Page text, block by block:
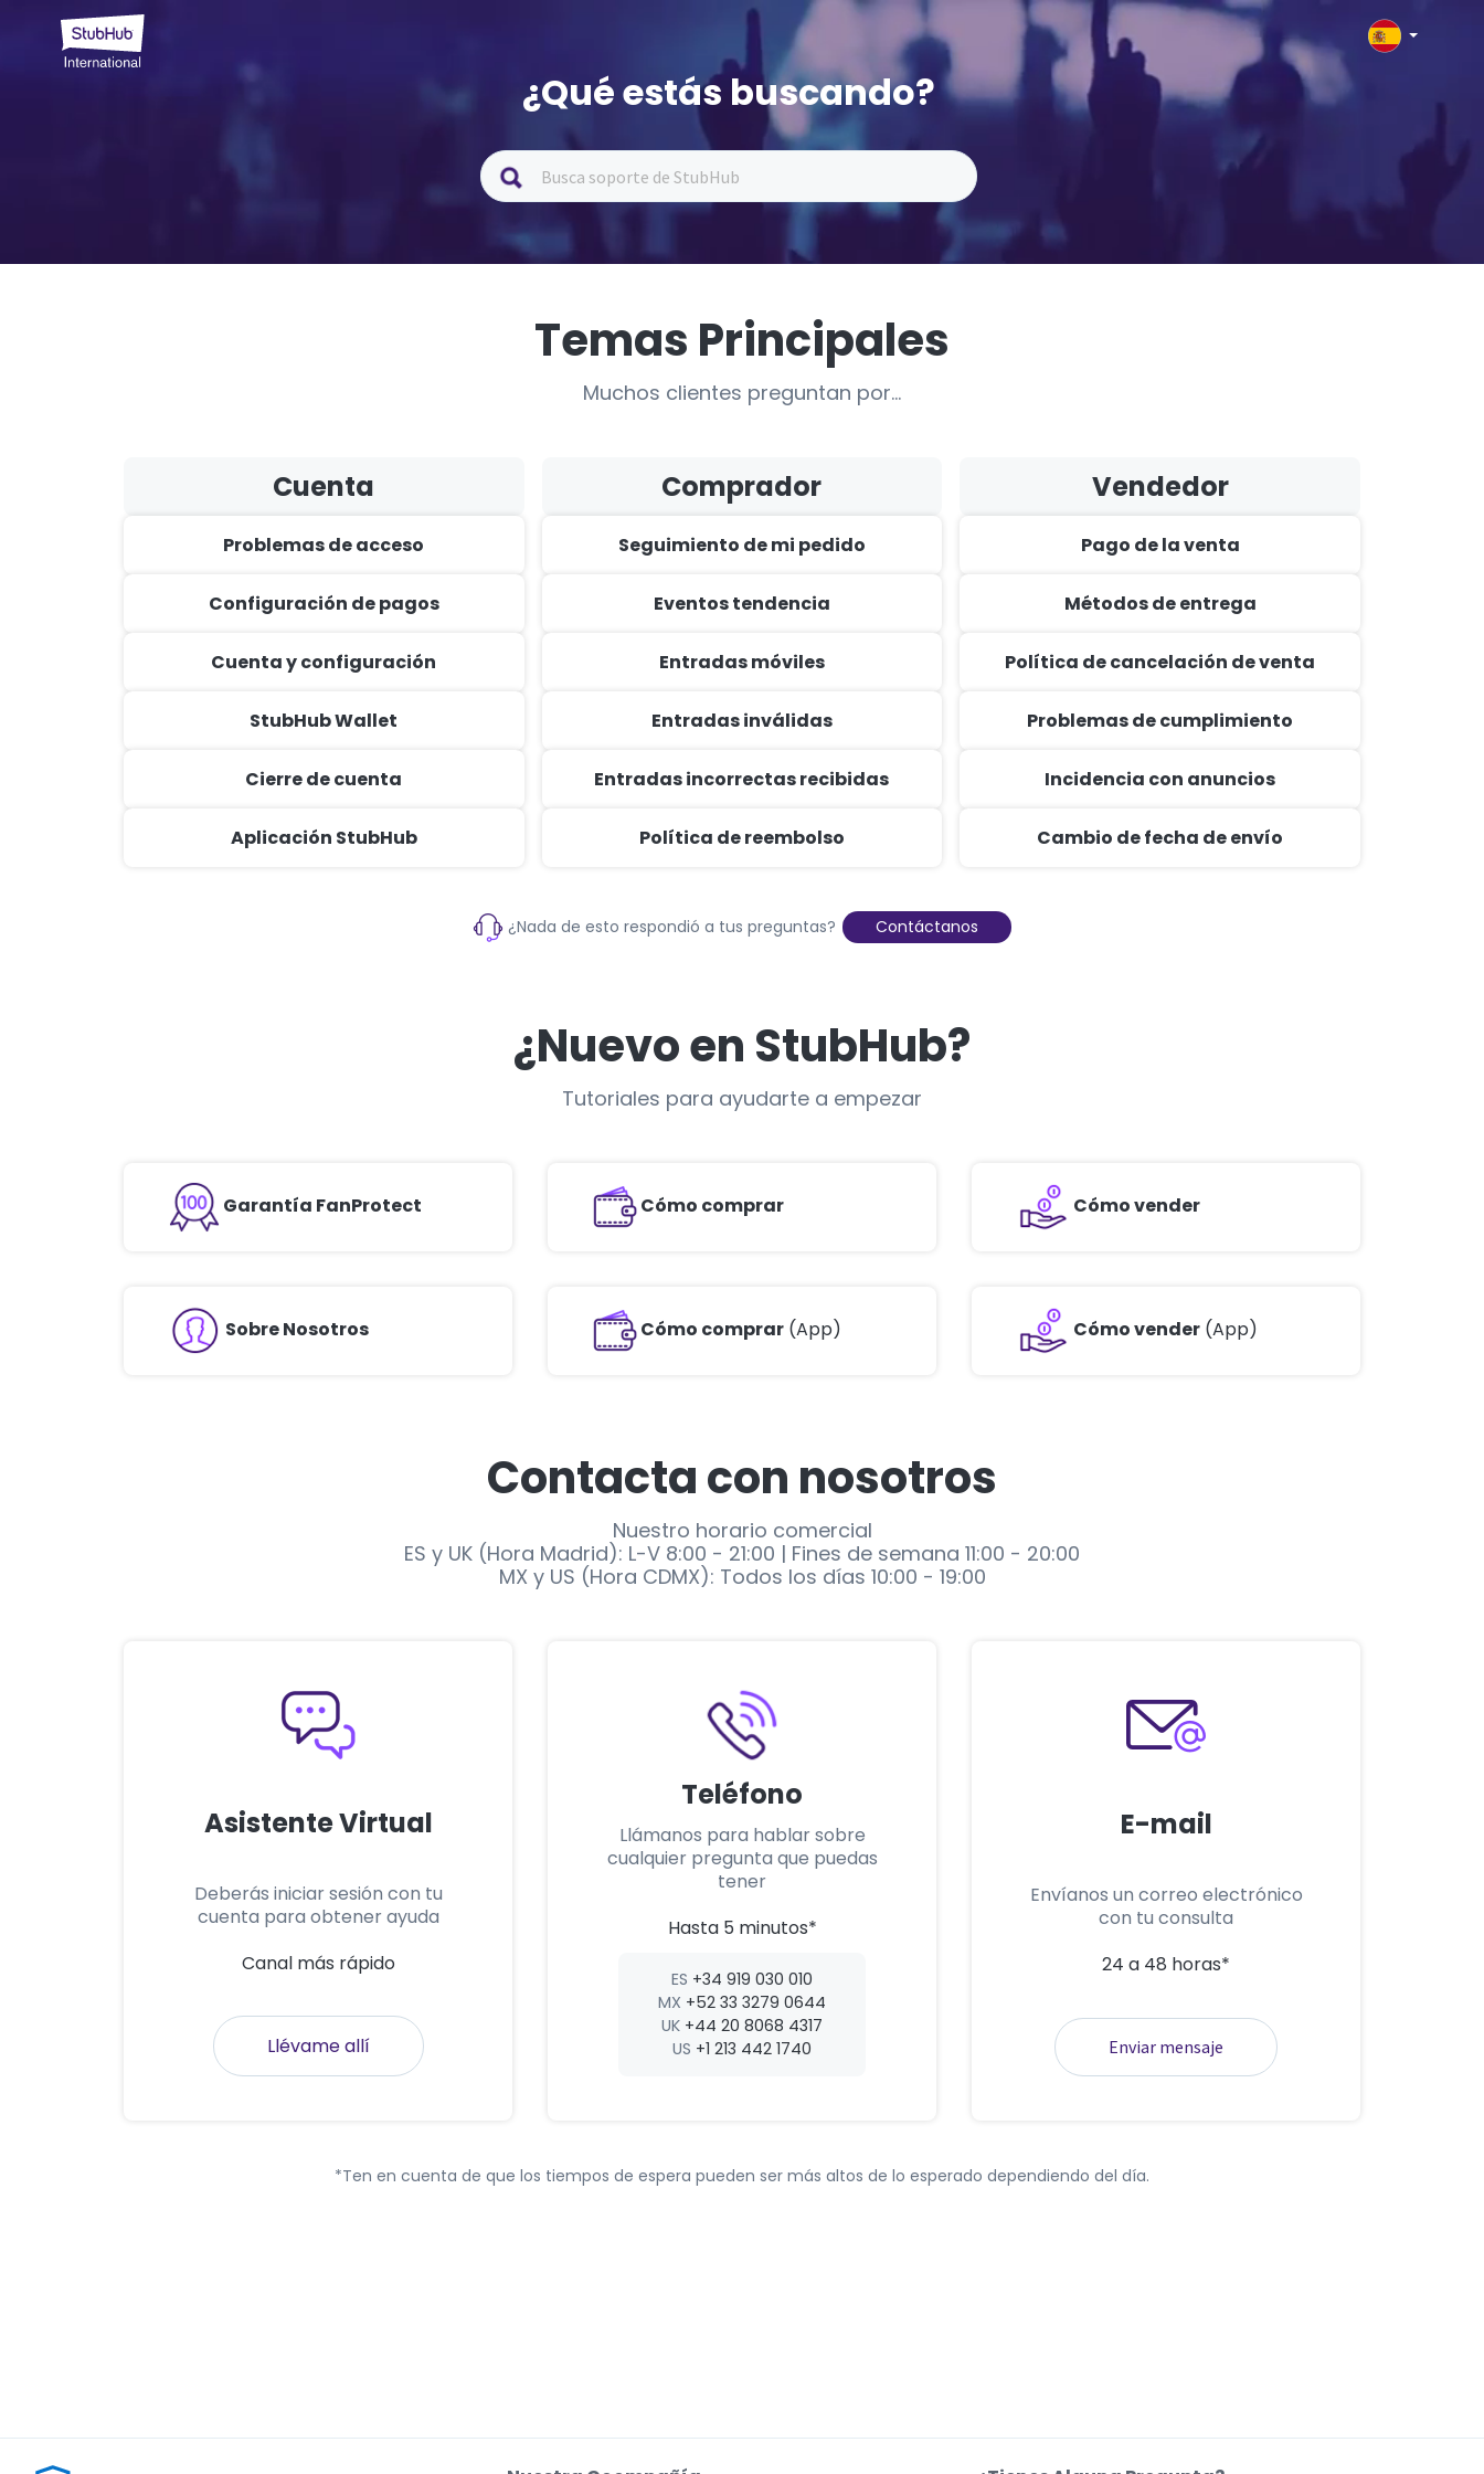
¿Qué estás buscando?
Temas Principales
Muchos clientes preguntan por...
Cuenta
Problemas de acceso
Configuración de pagos
Cuenta y configuración
StubHub Wallet
Cierre de cuenta
Aplicación StubHub
Comprador
Seguimiento de mi pedido
Eventos tendencia
Entradas móviles
Entradas inválidas
Entradas incorrectas recibidas
Política de reembolso
Vendedor
Pago de la venta
Métodos de entrega
Política de cancelación de venta
Problemas de cumplimiento
Incidencia con anuncios
Cambio de fecha de envío
¿Nada de esto respondió a tus preguntas? Contáctanos
¿Nuevo en StubHub?
Tutoriales para ayudarte a empezar
Garantía FanProtect Cómo comprar Cómo vender
Sobre Nosotros Cómo comprar (App) Cómo vender (App)
Contacta con nosotros
Nuestro horario comercial
ES y UK (Hora Madrid): L-V 8:00 - 21:00 | Fines de semana 11:00 - 20:00
MX y US (Hora CDMX): Todos los días 10:00 - 19:00
Asistente Virtual
Deberás iniciar sesión con tu
cuenta para obtener ayuda
Canal más rápido
Llévame allí
Teléfono
Llámanos para hablar sobre
cualquier pregunta que puedas
tener
Hasta 5 minutos*
ES +34 919 030 010
MX +52 33 3279 0644
UK +44 20 8068 4317
US +1 213 442 1740
E-mail
Envíanos un correo electrónico
con tu consulta
24 a 48 horas*
Enviar mensaje
*Ten en cuenta de que los tiempos de espera pueden ser más altos de lo esperado dependiendo del día.